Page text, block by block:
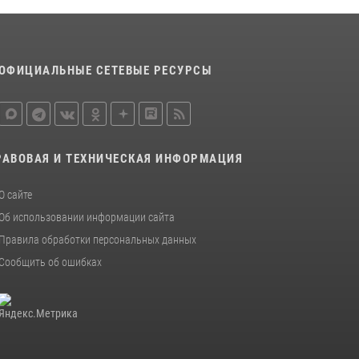
задержала необычного покупателя
В Коми за неделю росгвардейцы изъяли 44
СЕТЕВЫЕ РЕСУРСЫ
И ТЕХНИЧЕСКАЯ ИНФОРМАЦИЯ
О сайте
Об использовании информации сайта
Правила обработки персональных данных
Сообщить об ошибках